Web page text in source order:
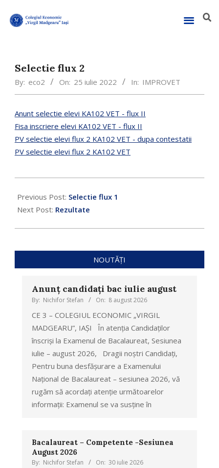
Selectie flux 2
By: eco2 On: 25 iulie 2022 In: IMPROVET
Anunt selectie elevi KA102 VET - flux II
Fisa inscriere elevi KA102 VET - flux II
PV selectie elevi flux 2 KA102 VET - dupa contestatii
PV selectie elevi flux 2 KA102 VET
Previous Post: Selectie flux 1
Next Post: Rezultate
NOUTĂȚI
Anunț candidați bac iulie august
By: Nichifor Stefan On: 8 august 2026
CE 3 – COLEGIUL ECONOMIC „VIRGIL
MADGEARU”, IAȘI În atenția Candidaților
înscriși la Examenul de Bacalaureat, Sesiunea
iulie – august 2026, Dragii noștri Candidați,
Pentru buna desfășurare a Examenului
Național de Bacalaureat – sesiunea 2026, vă
rugăm să acordați atenție următoarelor
informații: Examenul se va susține în
Bacalaureat – Competente -Sesiunea
August 2026
By: Nichifor Stefan On: 30 iulie 2026